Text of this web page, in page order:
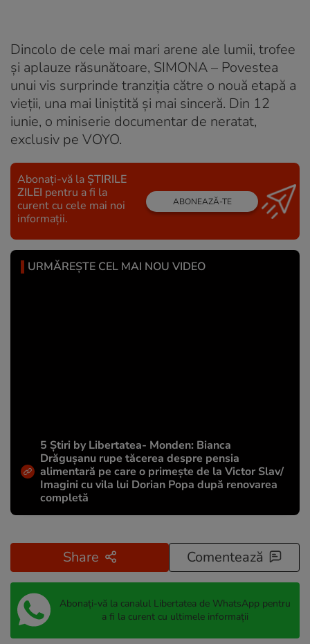
Dincolo de cele mai mari arene ale lumii, trofee
și aplauze răsunătoare, SIMONA – Povestea
unui vis surprinde tranziția către o nouă etapă a
vieții, una mai liniștită și mai sinceră. Din 12
iunie, o miniserie documentar de neratat,
exclusiv pe VOYO.
Abonați-vă la ȘTIRILE
ZILEI pentru a fi la
curent cu cele mai noi
informații.
ABONEAZĂ-TE
URMĂREȘTE CEL MAI NOU VIDEO
5 Știri by Libertatea- Monden: Bianca
Drăgușanu rupe tăcerea despre pensia
alimentară pe care o primește de la Victor Slav/
Imagini cu vila lui Dorian Popa după renovarea
completă
Share Comentează
Abonați-vă la canalul Libertatea de WhatsApp pentru
a fi la curent cu ultimele informații